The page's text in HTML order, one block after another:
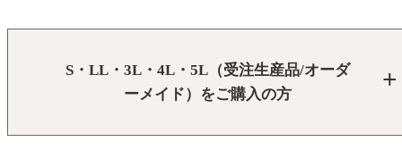
S・LL・3L・4L・5L（受注生産品/オーダ
ーメイド）をご購入の方